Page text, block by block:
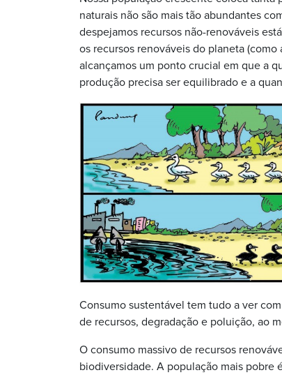
naturais não são mais tão abundantes
despejamos recursos não-renováveis
os recursos renováveis do planeta
alcançamos um ponto crucial em que a
produção precisa ser equilibrado e a
Consumo sustentável tem tudo a ver
de recursos, degradação e poluição, ao
O consumo massivo de recursos
biodiversidade. A população mais pobre